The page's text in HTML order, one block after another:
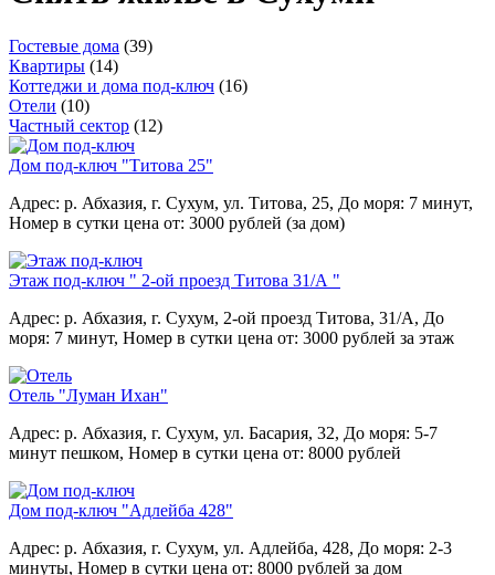
Гостевые дома (39)
Квартиры (14)
Коттеджи и дома под-ключ (16)
Отели (10)
Частный сектор (12)
Дом под-ключ "Титова 25"
Адрес: р. Абхазия, г. Сухум, ул. Титова, 25, До моря: 7 минут,
Номер в сутки цена от: 3000 рублей (за дом)
Этаж под-ключ " 2-ой проезд Титова 31/А "
Адрес: р. Абхазия, г. Сухум, 2-ой проезд Титова, 31/А, До
моря: 7 минут, Номер в сутки цена от: 3000 рублей за этаж
Отель "Луман Ихан"
Адрес: р. Абхазия, г. Сухум, ул. Басария, 32, До моря: 5-7
минут пешком, Номер в сутки цена от: 8000 рублей
Дом под-ключ "Адлейба 428"
Адрес: р. Абхазия, г. Сухум, ул. Адлейба, 428, До моря: 2-3
минуты, Номер в сутки цена от: 8000 рублей за дом